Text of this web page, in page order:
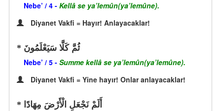
Nebe’ / 4 - Kellâ se ya’lemûn(ya’lemûne).
Diyanet Vakfi = Hayır! Anlayacaklar!
ثُمَّ كَلَّا سَيَعْلَمُونَ
Nebe’ / 5 - Summe kellâ se ya’lemûn(ya’lemûne).
Diyanet Vakfi = Yine hayır! Onlar anlayacaklar!
أَلَمْ نَجْعَلِ الْأَرْضَ مِهَادًا